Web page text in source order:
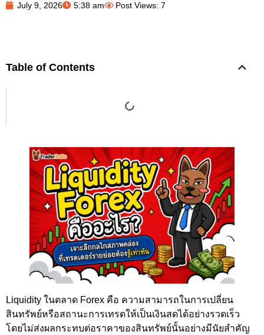
July 9, 2026 5:38 am Post Views: 7
Table of Contents
Liquidity ในตลาด Forex คือ ความสามารถในการเปลี่ยน
สินทรัพย์หรือสถานะการเทรดให้เป็นเงินสดได้อย่างรวดเร็ว
โดยไม่ส่งผลกระทบต่อราคาของสินทรัพย์นั้นอย่างมีนัยสำคัญ